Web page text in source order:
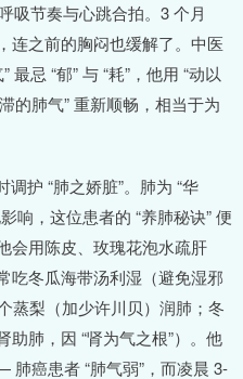
吸节奏与心跳合拍。3 个月
连之前的胸闷也缓解了。中医
最忌 “郁” 与 “耗”，他用 “动以
的肺气” 重新顺畅，相当于为
护 “肺之娇脏”。肺为 “华
响，这位患者的 “养肺秘诀” 便
会用陈皮、玫瑰花泡水疏肝
吃冬瓜海带汤利湿（避免湿邪
蒸梨（加少许川贝）润肺；冬
肺，因 “肾为气之根”）。他
癌患者 “肺气弱”，而凌晨 3-